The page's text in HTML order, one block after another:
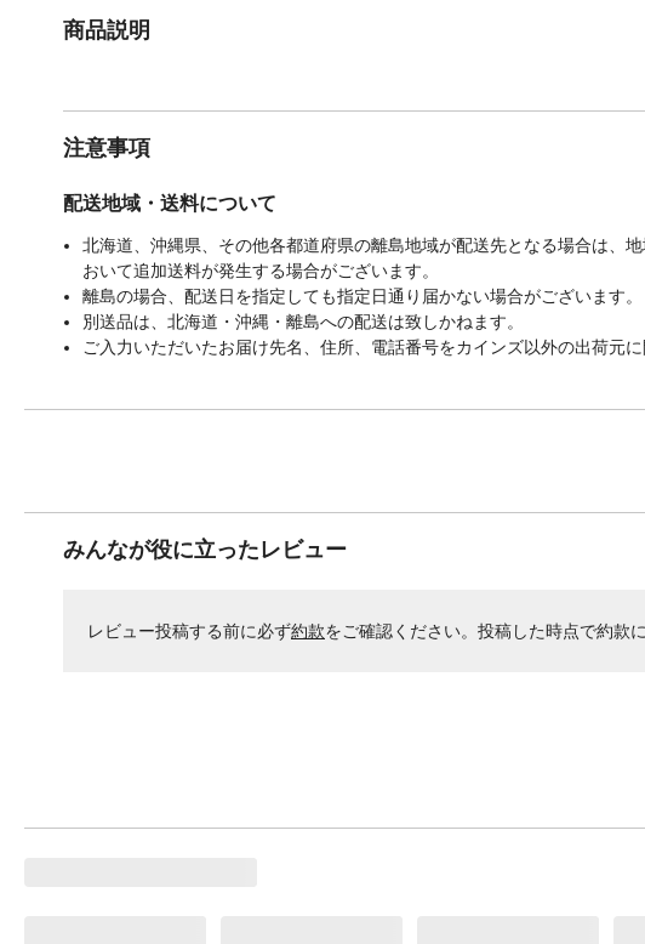
商品説明
注意事項
配送地域・送料について
北海道、沖縄県、その他各都道府県の離島地域が配送先となる場合は、
おいて追加送料が発生する場合がございます。
離島の場合、配送日を指定しても指定日通り届かない場合がございます。
別送品は、北海道・沖縄・離島への配送は致しかねます。
ご入力いただいたお届け先名、住所、電話番号をカインズ以外の出荷元
みんなが役に立ったレビュー
レビュー投稿する前に必ず約款をご確認ください。投稿した時点で約款